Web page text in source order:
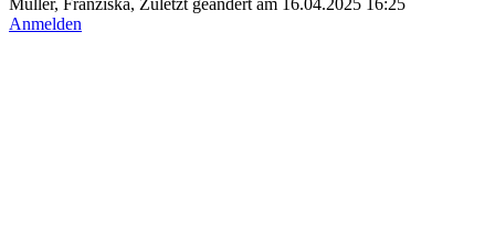
Müller, Franziska, Zuletzt geändert am 16.04.2025 16:25
Anmelden